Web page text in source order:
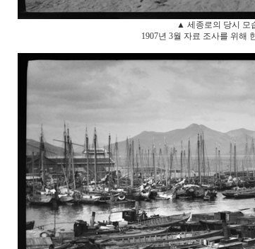
▲ 세종로의 당시 모
1907년 3월 자료 조사를 위해